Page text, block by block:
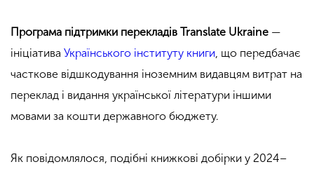
Програма підтримки перекладів Translate Ukraine —
ініціатива Українського інституту книги , що передбачає
часткове відшкодування іноземним видавцям витрат на
переклад і видання української літератури іншими
мовами за кошти державного бюджету.
Як повідомлялося, подібні книжкові добірки у 2024–